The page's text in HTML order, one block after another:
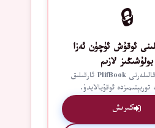
🔒
ئوقۇش ئۈچۈن ئەزا
بولۇشىڭىز لازىم
ئەزالار ماقالىلەرنى PlifBook ئارقىلىق
توربېتىمىزدە ئوقۇيالايدۇ.
كىرىش